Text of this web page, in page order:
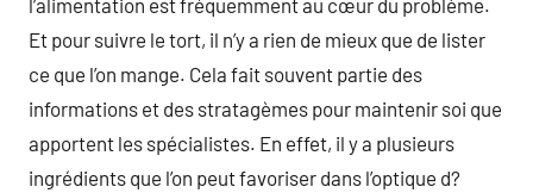
l’alimentation est fréquemment au cœur du problème.
Et pour suivre le tort, il n’y a rien de mieux que de lister
ce que l’on mange. Cela fait souvent partie des
informations et des stratagèmes pour maintenir soi que
apportent les spécialistes. En effet, il y a plusieurs
ingrédients que l’on peut favoriser dans l’optique d?